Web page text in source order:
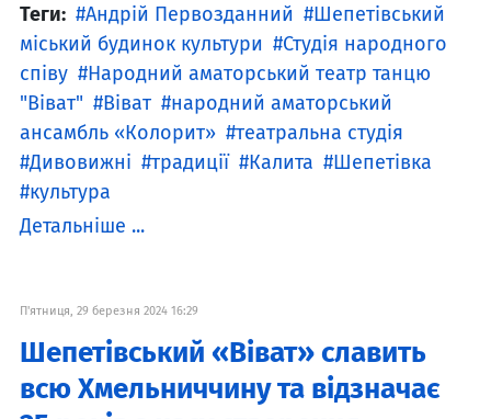
Теги: Андрій Первозданний
Шепетівський
міський будинок культури
Студія народного
співу
Народний аматорський театр танцю
"Віват"
Віват
народний аматорський
ансамбль «Колорит»
театральна студія
Дивовижні
традиції Калита
Шепетівка
культура
Детальніше ...
П'ятниця, 29 березня 2024 16:29
Шепетівський «Віват» славить
всю Хмельниччину та відзначає